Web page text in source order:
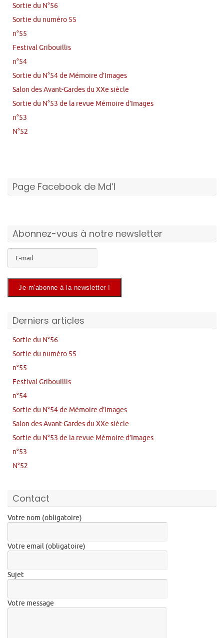
Sortie du N°56
Sortie du numéro 55
n°55
Festival Gribouillis
n°54
Sortie du N°54 de Mémoire d’Images
Salon des Avant-Gardes du XXe siècle
Sortie du N°53 de la revue Mémoire d’Images
n°53
N°52
Page Facebook de Md’I
Abonnez-vous à notre newsletter
Derniers articles
Sortie du N°56
Sortie du numéro 55
n°55
Festival Gribouillis
n°54
Sortie du N°54 de Mémoire d’Images
Salon des Avant-Gardes du XXe siècle
Sortie du N°53 de la revue Mémoire d’Images
n°53
N°52
Contact
Votre nom (obligatoire)
Votre email (obligatoire)
Sujet
Votre message